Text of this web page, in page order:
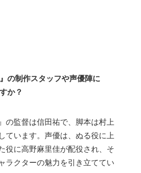
』の制作スタッフや声優陣に
か？
の監督は信田祐で、脚本は村上
ています。声優は、ぬる役に上
役に高野麻里佳が配役され、そ
ラクターの魅力を引き立ててい